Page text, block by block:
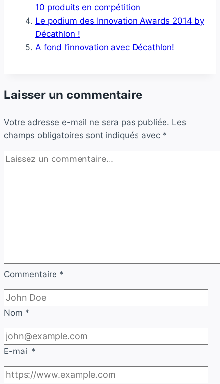
10 produits en compétition
Le podium des Innovation Awards 2014 by
Décathlon !
A fond l’innovation avec Décathlon!
Laisser un commentaire
Votre adresse e-mail ne sera pas publiée. Les
champs obligatoires sont indiqués avec *
Commentaire *
Nom *
E-mail *